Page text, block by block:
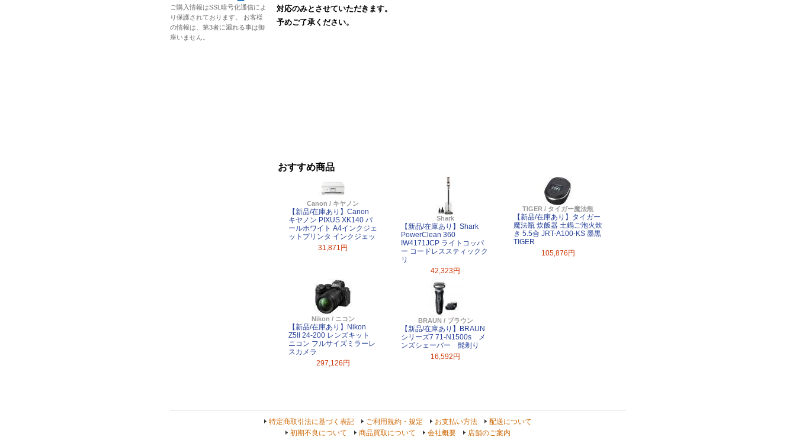
対応のみとさせていただきます。
予めご了承ください。
おすすめ商品
Canon / キヤノン
【新品/在庫あり】Canon
キヤノン PIXUS XK140 パ
ールホワイト A4インクジェ
ットプリンタ インクジェッ
31,871円
Shark
【新品/在庫あり】Shark
PowerClean 360
IW4171JCP ライトコッパ
ー コードレススティックク
リ
42,323円
TIGER / タイガー魔法瓶
【新品/在庫あり】タイガー
魔法瓶 炊飯器 土鍋ご泡火炊
き 5.5合 JRT-A100-KS 墨黒
TIGER
105,876円
Nikon / ニコン
【新品/在庫あり】Nikon
Z5II 24-200 レンズキット
ニコン フルサイズミラーレ
スカメラ
297,126円
BRAUN / ブラウン
【新品/在庫あり】BRAUN
シリーズ7 71-N1500s メ
ンズシェーバー 髭剃り
16,592円
ご購入情報はSSL暗号化通信によ
り保護されております。 お客様
の情報は、第3者に漏れる事は御
座いません。
特定商取引法に基づく表記 ご利用規約・規定 お支払い方法
配送について
初期不良について
商品買取について 会社概要 店舗のご案内